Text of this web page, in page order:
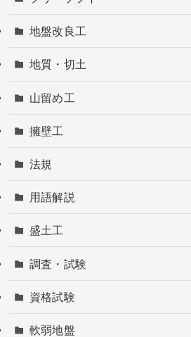
地盤改良工
地質・切土
山留め工
擁壁工
法規
用語解説
盛土工
調査・試験
資格試験
軟弱地盤